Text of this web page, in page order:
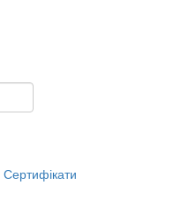
Сертифікати